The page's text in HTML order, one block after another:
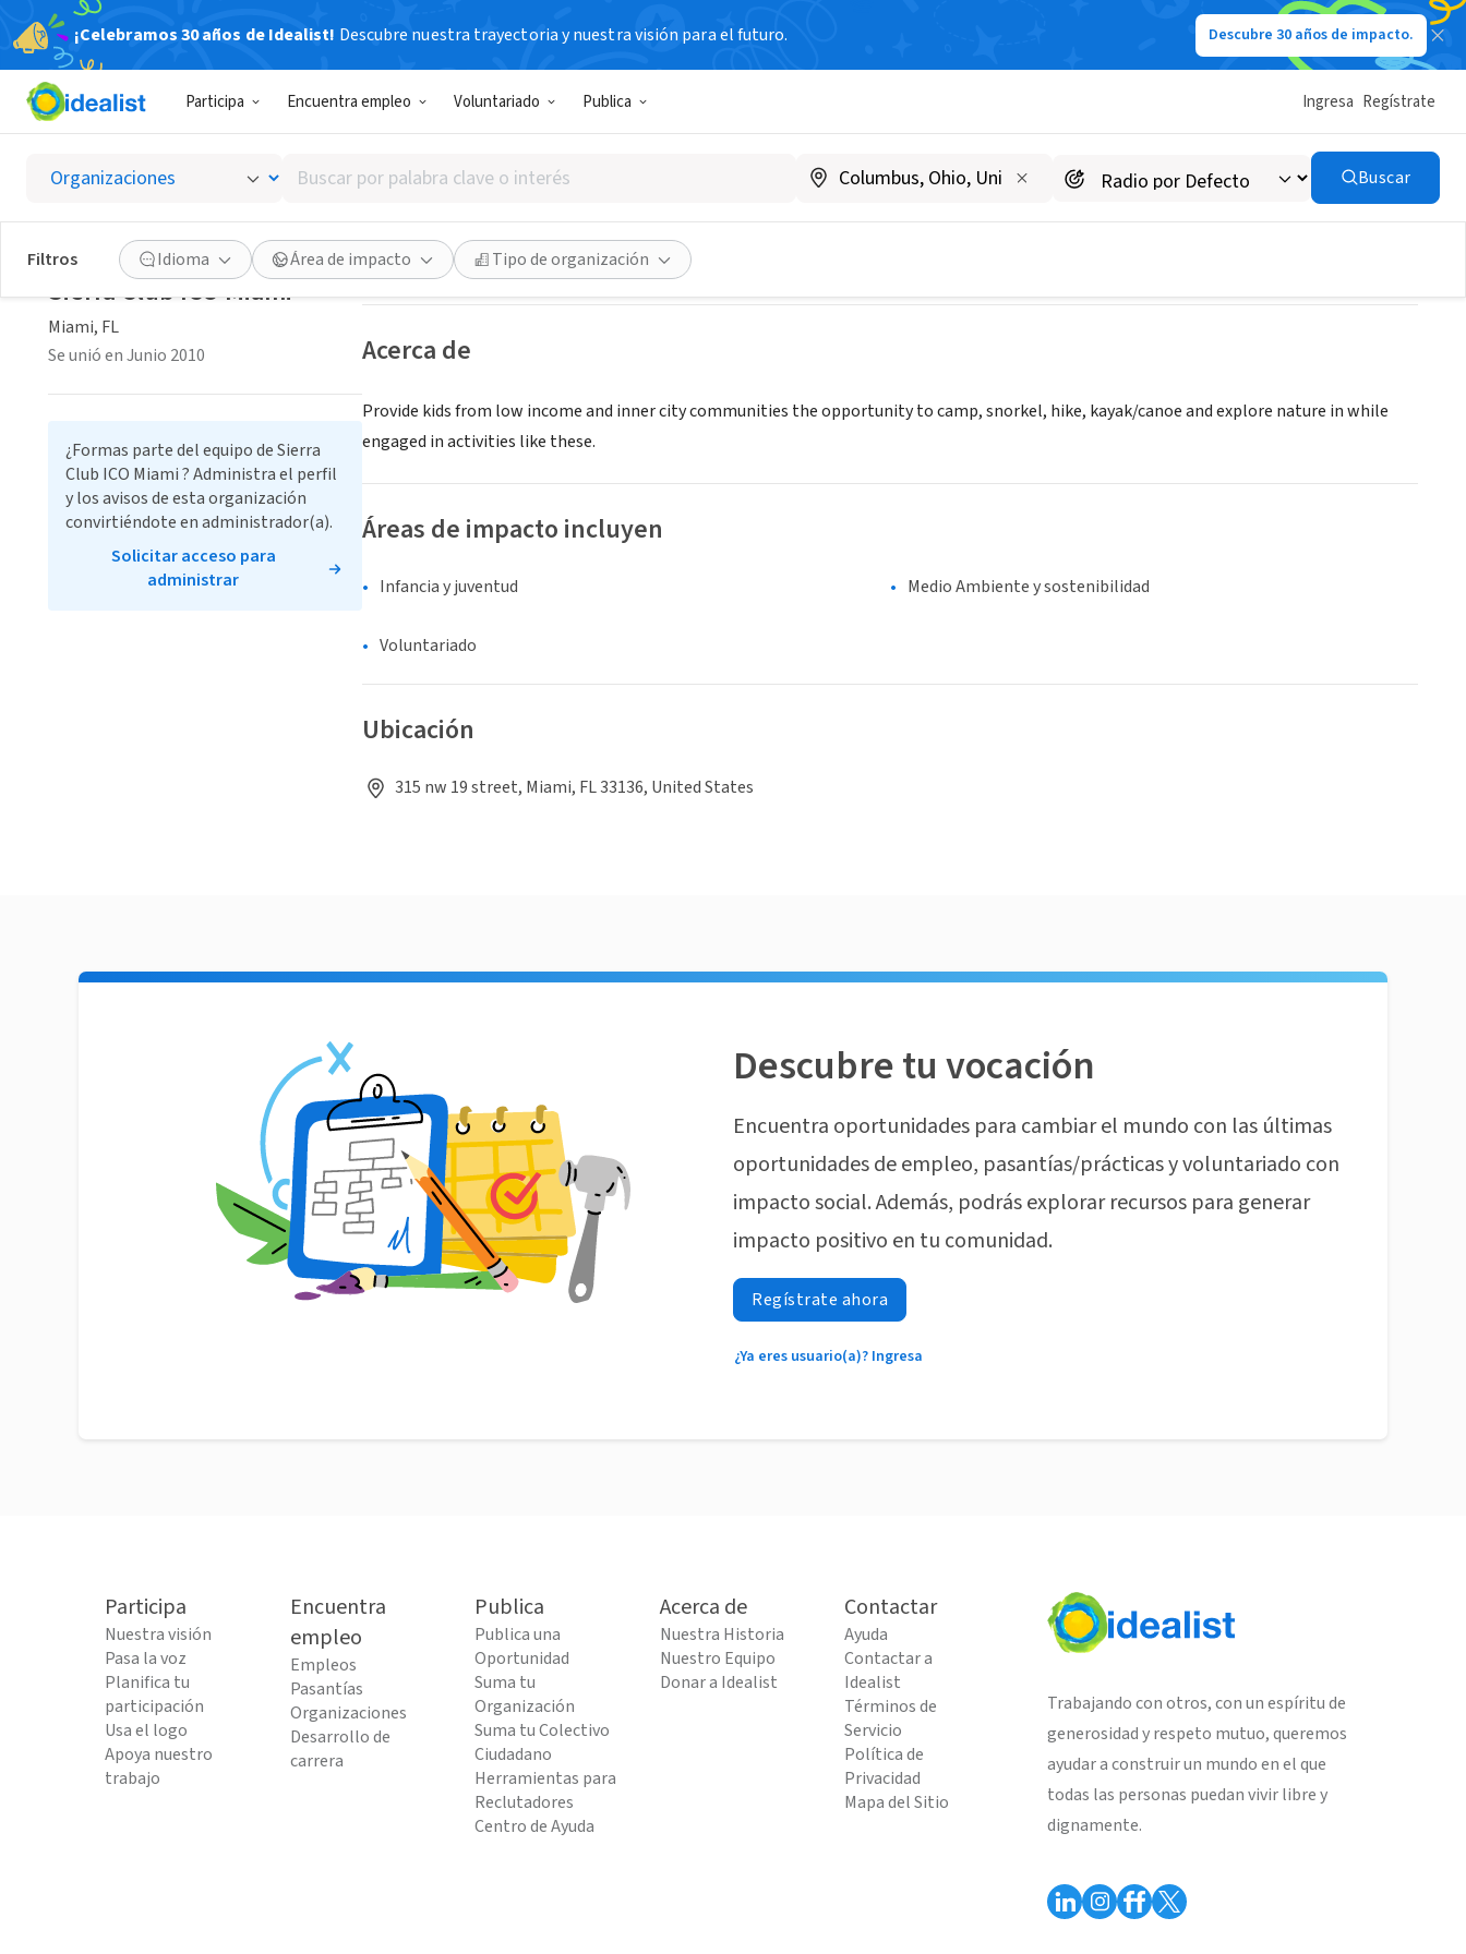
¡Celebramos 30 años de Idealist! Descubre nuestra trayectoria y nuestra visión para el futuro. Descubre 30 años de impacto.
Participa Encuentra empleo Voluntariado Publica Ingresa Regístrate
Buscar
por
palabra
clave
o
interés
Buscar
Filtros Idioma Área de impacto Tipo de organización
Sierra Club ICO Miami
Miami, FL|www.icomiami.org
Guardar Compartir
Acerca de
Provide kids from low income and inner city communities the opportunity to camp, snorkel, hike, kayak/canoe and explore nature in while
engaged in activities like these.
Áreas de impacto incluyen
Infancia y juventud Medio Ambiente y sostenibilidad
Voluntariado
Ubicación
315 nw 19 street, Miami, FL 33136, United States
Sierra Club ICO Miami
Miami, FL
Se unió en Junio 2010
¿Formas parte del equipo de Sierra
Club ICO Miami ? Administra el perfil
y los avisos de esta organización
convirtiéndote en administrador(a).
Solicitar acceso para
administrar
Descubre tu vocación
Encuentra oportunidades para cambiar el mundo con las últimas
oportunidades de empleo, pasantías/prácticas y voluntariado con
impacto social. Además, podrás explorar recursos para generar
impacto positivo en tu comunidad.
Regístrate ahora
¿Ya eres usuario(a)? Ingresa
Participa
Nuestra visión
Pasa la voz
Planifica tu
participación
Usa el logo
Apoya nuestro
trabajo
Encuentra
empleo
Empleos
Pasantías
Organizaciones
Desarrollo de
carrera
Publica
Publica una
Oportunidad
Suma tu
Organización
Suma tu Colectivo
Ciudadano
Herramientas para
Reclutadores
Centro de Ayuda
Acerca de
Nuestra Historia
Nuestro Equipo
Donar a Idealist
Contactar
Ayuda
Contactar a
Idealist
Términos de
Servicio
Política de
Privacidad
Mapa del Sitio
Trabajando con otros, con un espíritu de
generosidad y respeto mutuo, queremos
ayudar a construir un mundo en el que
todas las personas puedan vivir libre y
dignamente.